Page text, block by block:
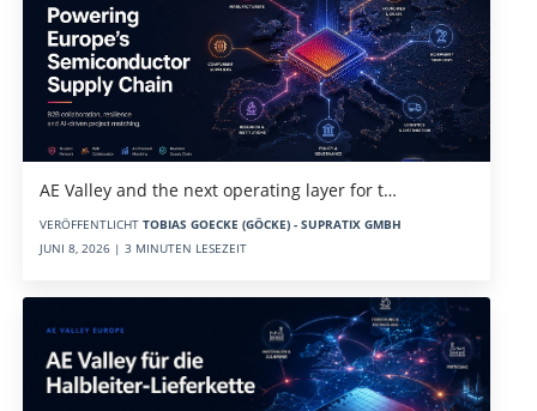
AE Valley and the next operating layer for t…
VERÖFFENTLICHT TOBIAS GOECKE (GÖCKE) - SUPRATIX GMBH
JUNI 8, 2026 | 3 MINUTEN LESEZEIT